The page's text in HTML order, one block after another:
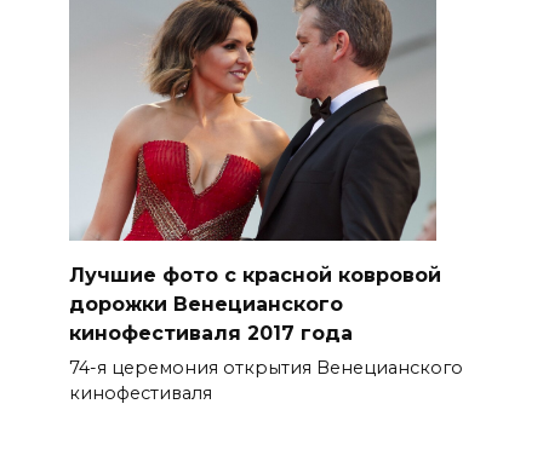
Лучшие фото с красной ковровой
дорожки Венецианского
кинофестиваля 2017 года
74-я церемония открытия Венецианского
кинофестиваля